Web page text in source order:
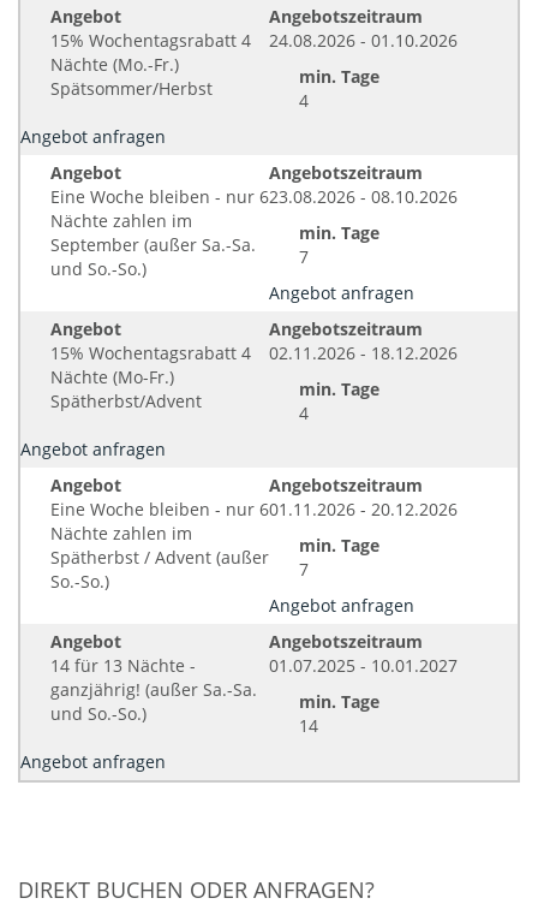
Angebot
15% Wochentagsrabatt 4
Nächte (Mo.-Fr.)
Spätsommer/Herbst
Angebotszeitraum
24.08.2026 - 01.10.2026
min. Tage
4
Angebot anfragen
Angebot
Eine Woche bleiben - nur 6
Nächte zahlen im
September (außer Sa.-Sa.
und So.-So.)
Angebotszeitraum
23.08.2026 - 08.10.2026
min. Tage
7
Angebot anfragen
Angebot
15% Wochentagsrabatt 4
Nächte (Mo-Fr.)
Spätherbst/Advent
Angebotszeitraum
02.11.2026 - 18.12.2026
min. Tage
4
Angebot anfragen
Angebot
Eine Woche bleiben - nur 6
Nächte zahlen im
Spätherbst / Advent (außer
So.-So.)
Angebotszeitraum
01.11.2026 - 20.12.2026
min. Tage
7
Angebot anfragen
Angebot
14 für 13 Nächte -
ganzjährig! (außer Sa.-Sa.
und So.-So.)
Angebotszeitraum
01.07.2025 - 10.01.2027
min. Tage
14
Angebot anfragen
DIREKT BUCHEN ODER ANFRAGEN?